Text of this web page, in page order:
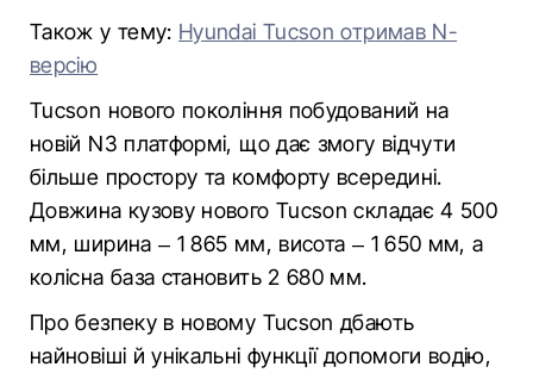
Також у тему: Hyundai Tucson отримав N-
версію
Tucson нового покоління побудований на
новій N3 платформі, що дає змогу відчути
більше простору та комфорту всередині.
Довжина кузову нового Tucson складає 4 500
мм, ширина – 1 865 мм, висота – 1 650 мм, а
колісна база становить 2 680 мм.
Про безпеку в новому Tucson дбають
найновіші й унікальні функції допомоги водію,